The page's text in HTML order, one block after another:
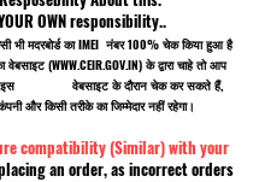
OWN responsibility..
किसी भी मदरबोर्ड का IMEI नंबर 100% चेक किया हुआ है
वेबसाइट (WWW.CEIR.GOV.IN) के द्वारा चाहे तो आप
इस वेबसाइट के दौरान चेक कर सकते हैं,
और किसी तरीके का जिम्मेदार नहीं रहेगा।
compatibility (Similar) with your
an order, as incorrect orders